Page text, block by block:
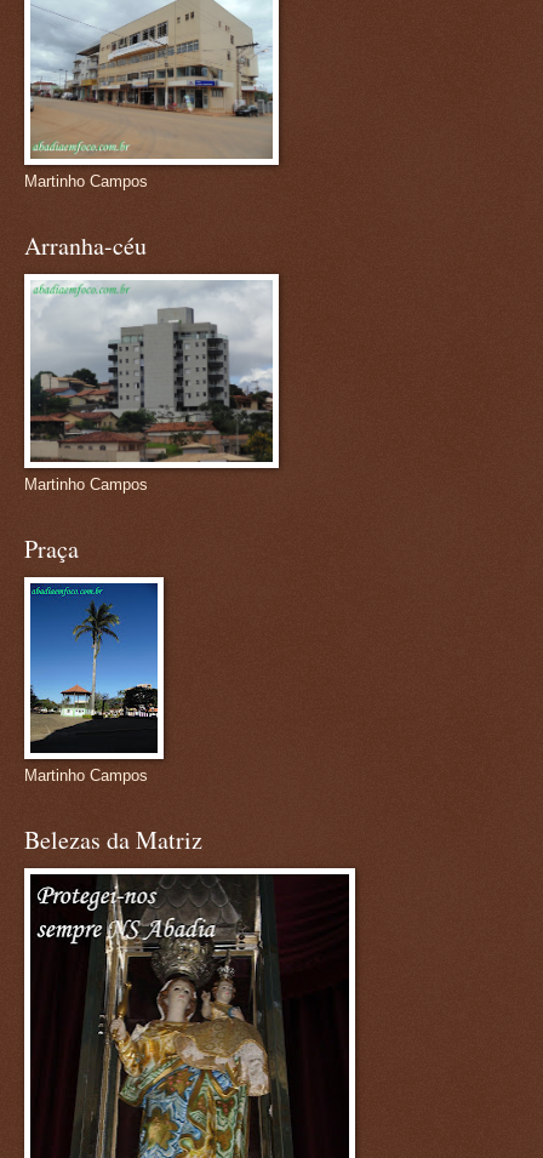
Martinho Campos
Arranha-céu
Martinho Campos
Praça
Martinho Campos
Belezas da Matriz